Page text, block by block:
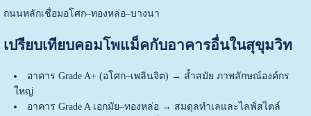
ถนนหลักเชื่อมอโศก–ทองหล่อ–บางนา
เปรียบเทียบคอมโพแม็คกับอาคารอื่นในสุขุมวิท
อาคาร Grade A+ (อโศก–เพลินจิต) → ล้ำสมัย ภาพลักษณ์องค์กร
ใหญ่
อาคาร Grade A เอกมัย–ทองหล่อ → สมดุลทำเลและไลฟ์สไตล์